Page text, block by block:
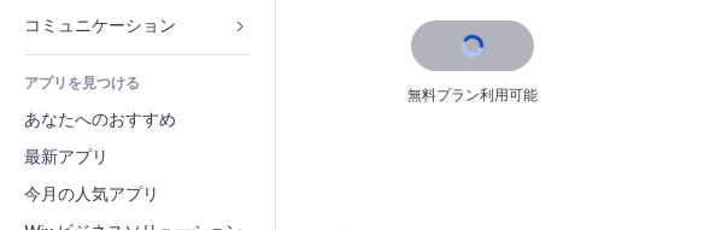
リスティング広告
メール
コンバージョン
会計
クーポン・特典
倉庫管理ソリューション
ドロップシッピング
レストラン
不動産
ブッキング
音楽
ポッドキャスト
写真
動画
PDF
ファイル共有
ニュース
マップ・ナビ
プライバシー・セキュリティ
時計
ページテンプレート
画像効果
ボタン・メニュー
バナー・バッジ
フォーム
ブログ
投票
チャット
コメント
アプリを見つける
あなたへのおすすめ
最新アプリ
今月の人気アプリ
無料プラン利用可能